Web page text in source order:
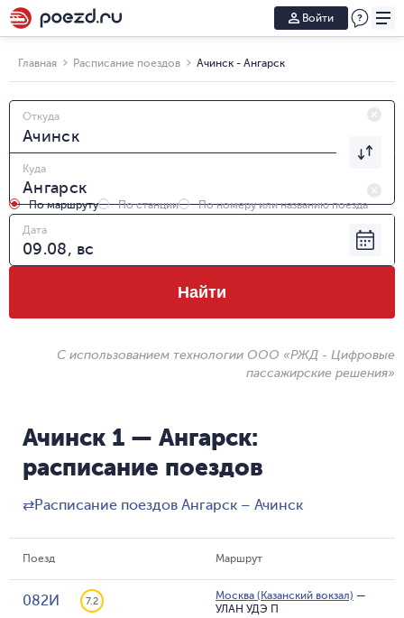
Войти
Главная Расписание поездов Ачинск - Ангарск
Откуда
Куда
По маршруту По станции
По номеру или названию поезда
Дата
Найти
С использованием технологии ООО «РЖД - Цифровые
пассажирские решения»
Ачинск 1 — Ангарск:
расписание поездов
⇄Расписание поездов Ангарск – Ачинск
Поезд Маршрут
082И 7.2 Москва (Казанский вокзал) —
УЛАН УДЭ П